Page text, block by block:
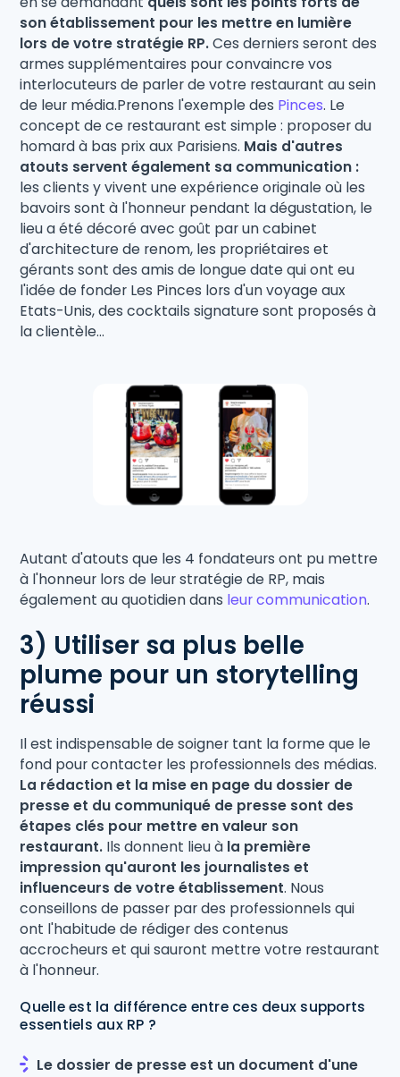
son établissement pour les mettre en lumière
lors de votre stratégie RP.Ces derniers seront des
armes supplémentaires pour convaincre vos
interlocuteurs de parler de votre restaurant au sein
de leur média.Prenons l'exemple des Pinces. Le
concept de ce restaurant est simple : proposer du
homard à bas prix aux Parisiens. Mais d'autres
atouts servent également sa communication :
les clients y vivent une expérience originale où les
bavoirs sont à l'honneur pendant la dégustation, le
lieu a été décoré avec goût par un cabinet
d'architecture de renom, les propriétaires et
gérants sont des amis de longue date qui ont eu
l'idée de fonder Les Pinces lors d'un voyage aux
Etats-Unis, des cocktails signature sont proposés à
la clientèle...
Autant d'atouts que les 4 fondateurs ont pu mettre
à l'honneur lors de leur stratégie de RP, mais
également au quotidien dans leur communication.
3) Utiliser sa plus belle
plume pour un storytelling
réussi
Il est indispensable de soigner tant la forme que le
fond pour contacter les professionnels des médias.
La rédaction et la mise en page du dossier de
presse et du communiqué de presse sont des
étapes clés pour mettre en valeur son
restaurant. Ils donnent lieu à la première
impression qu'auront les journalistes et
influenceurs de votre établissement. Nous
conseillons de passer par des professionnels qui
ont l'habitude de rédiger des contenus
accrocheurs et qui sauront mettre votre restaurant
à l'honneur.
Quelle est la différence entre ces deux supports
essentiels aux RP ?
Le dossier de presse est un document d'une